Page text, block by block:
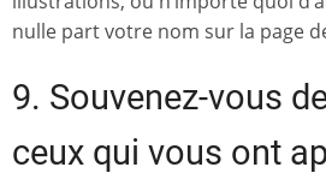
nulle part votre nom sur la page
9. Souvenez-vous
ceux qui vous ont